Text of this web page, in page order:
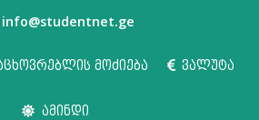
info@studentnet.ge
მოძიება ვალუტა
ამინდი